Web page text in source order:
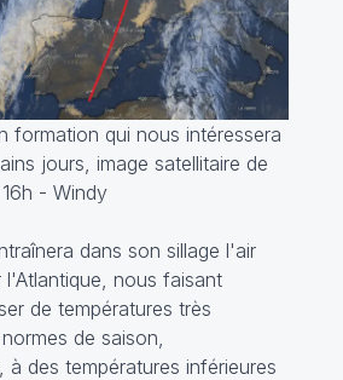
formation qui nous intéressera
jours, image satellitaire de
- Windy
dans son sillage l'air
nous faisant
de températures très
de saison,
à des températures inférieures